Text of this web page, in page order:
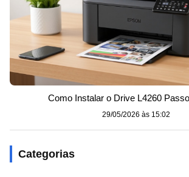
Como Instalar o Drive L4260
29/05/2026 às 15:02
Categorias